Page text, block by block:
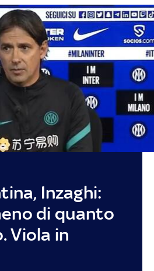
Inzaghi:
di quanto
Viola in